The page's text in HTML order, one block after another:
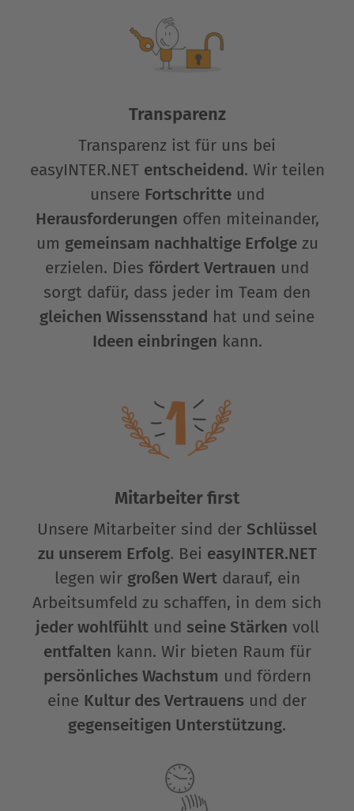
Transparenz
Transparenz ist für uns bei
easyINTER.NET entscheidend. Wir teilen
unsere Fortschritteund
Herausforderungen offen miteinander,
um gemeinsam nachhaltige Erfolgezu
erzielen. Dies fördert Vertrauen und
sorgt dafür, dass jeder im Team den
gleichen Wissensstand hat und seine
Ideen einbringen kann.
Mitarbeiter first
Unsere Mitarbeiter sind der Schlüssel
zu unserem Erfolg. Bei easyINTER.NET
legen wir großen Wertdarauf, ein
Arbeitsumfeld zu schaffen, in dem sich
jeder wohlfühltund seine Stärken voll
entfalten kann. Wir bieten Raum für
persönliches Wachstum und fördern
eine Kultur des Vertrauens und der
gegenseitigen Unterstützung.